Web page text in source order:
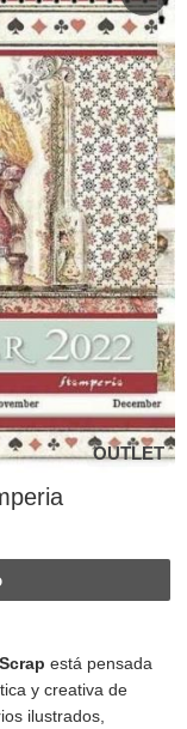
OUTLET
está pensada
y creativa de
ilustrados,